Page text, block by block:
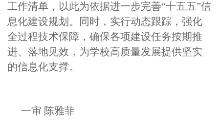
工作清单，以此为依据进一步完善“十五五”信
息化建设规划。同时，实行动态跟踪，强化
全过程技术保障，确保各项建设任务按期推
进、落地见效，为学校高质量发展提供坚实
的信息化支撑。
一审 陈雅菲